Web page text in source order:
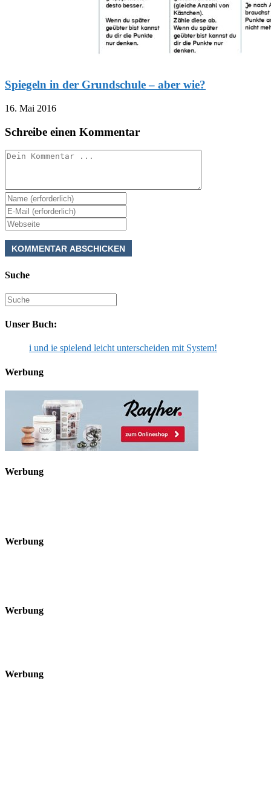
Spiegeln in der Grundschule – aber wie?
16. Mai 2016
Schreibe einen Kommentar
Kommentieren
Gib
deinen
Namen
oder
Benutzernamen
zum
ein
Gib
deine
E-
Mail-
Adresse
Kommentieren
Gib
deine
Website-
URL
(optional)
Suche
Suche
nach:
Unser Buch:
i und ie spielend leicht unterscheiden mit System!
Werbung
Werbung
Werbung
Werbung
Werbung